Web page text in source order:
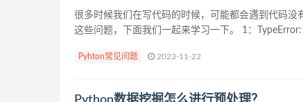
很多时候我们在写代码的时候，可能都会遇到代码
这些问题，下面我们一起来学习一下。 1：
Pyhton常见问题 2023-11-22